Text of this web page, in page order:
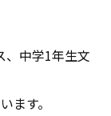
、中学1年生文
ます。